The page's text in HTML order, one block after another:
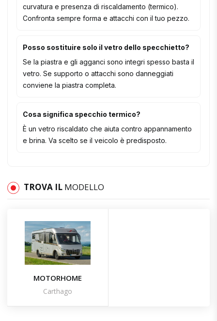
curvatura e presenza di riscaldamento (termico).
Confronta sempre forma e attacchi con il tuo pezzo.
Posso sostituire solo il vetro dello specchietto?
Se la piastra e gli agganci sono integri spesso basta il
vetro. Se supporto o attacchi sono danneggiati
conviene la piastra completa.
Cosa significa specchio termico?
È un vetro riscaldato che aiuta contro appannamento
e brina. Va scelto se il veicolo è predisposto.
TROVA IL MODELLO
MOTORHOME
Carthago